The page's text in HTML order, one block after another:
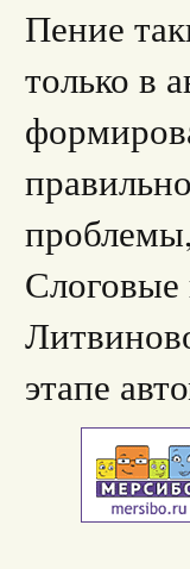
Пение
только в
этапе